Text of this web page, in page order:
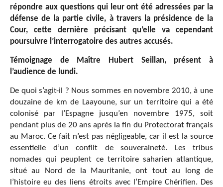
répondre aux questions qui leur ont été adressées par la
défense de la partie civile, à travers la présidence de la
Cour, cette dernière précisant qu’elle va cependant
poursuivre l’interrogatoire des autres accusés.
Témoignage de Maître Hubert Seillan, présent à
l’audience de lundi.
De quoi s’agit-il ? Nous sommes en novembre 2010, à une
douzaine de km de Laayoune, sur un territoire qui a été
colonisé par l’Espagne jusqu’en novembre 1975, soit
pendant plus de 20 ans après la fin du Protectorat français
au Maroc. Ce fait n’est pas négligeable, car il est la source
essentielle d’un conflit de souveraineté. Les tribus
nomades qui peuplent ce territoire saharien atlantique,
situé au Nord de la Mauritanie, ont tout au long de
l’histoire eu des liens étroits avec l’Empire Chérifien. Des